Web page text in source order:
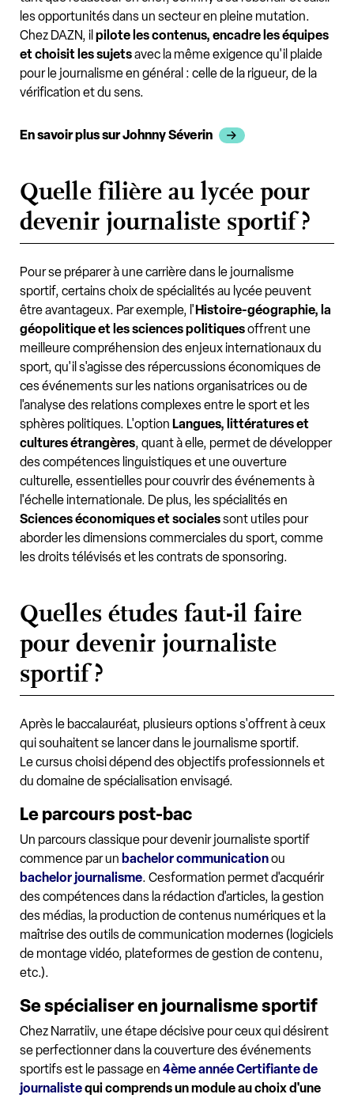
les opportunités dans un secteur en pleine mutation.
Chez DAZN, il pilote les contenus, encadre les équipes
et choisit les sujetsavec la même exigence qu'il plaide
pour le journalisme en général : celle de la rigueur, de la
vérification et du sens.
En savoir plus sur Johnny Séverin
Quelle filière au lycée pour
devenir journaliste sportif ?
Pour se préparer à une carrière dans le journalisme
sportif, certains choix de spécialités au lycée peuvent
être avantageux. Par exemple, l'Histoire-géographie, la
géopolitique et les sciences politiquesoffrent une
meilleure compréhension des enjeux internationaux du
sport, qu'il s'agisse des répercussions économiques de
ces événements sur les nations organisatrices ou de
l'analyse des relations complexes entre le sport et les
sphères politiques. L'option Langues, littératures et
cultures étrangères, quant à elle, permet de développer
des compétences linguistiques et une ouverture
culturelle, essentielles pour couvrir des événements à
l'échelle internationale. De plus, les spécialités en
Sciences économiques et socialessont utiles pour
aborder les dimensions commerciales du sport, comme
les droits télévisés et les contrats de sponsoring.
Quelles études faut-il faire
pour devenir journaliste
sportif ?
Après le baccalauréat, plusieurs options s'offrent à ceux
qui souhaitent se lancer dans le journalisme sportif.
Le cursus choisi dépend des objectifs professionnels et
du domaine de spécialisation envisagé.
Le parcours post-bac
Un parcours classique pour devenir journaliste sportif
commence par un bachelor communicationou
bachelor journalisme. Cesformation permet d'acquérir
des compétences dans la rédaction d'articles, la gestion
des médias, la production de contenus numériques et la
maîtrise des outils de communication modernes (logiciels
de montage vidéo, plateformes de gestion de contenu,
etc.).
Se spécialiser en journalisme sportif
Chez Narratiiv, une étape décisive pour ceux qui désirent
se perfectionner dans la couverture des événements
sportifs est le passage en 4ème année Certifiante de
journalistequi comprends un module au choix d'une